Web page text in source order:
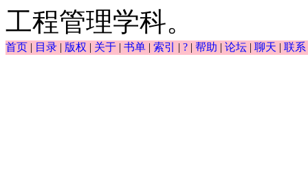
工程管理学科。
首页 | 目录 | 版权 | 关于 | 书单 | 索引 | ? | 帮助 | 论坛 | 聊天 | 联系